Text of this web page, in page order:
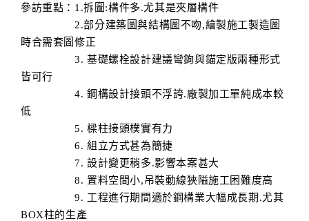
參訪重點：1.拆圖:構件多.尤其是夾層構件
2.部分建築圖與結構圖不吻,繪製施工製造圖
時合需套圖修正
3. 基礎螺栓設計建議彎鉤與錨定版兩種形式
皆可行
4. 鋼構設計接頭不浮誇.廠製加工單純成本較
低
5. 樑柱接頭樸實有力
6. 組立方式甚為簡捷
7. 設計變更稍多.影響本案甚大
8. 置料空間小,吊裝動線狹隘施工困難度高
9. 工程進行期間適於鋼構業大幅成長期.尤其
BOX柱的生產